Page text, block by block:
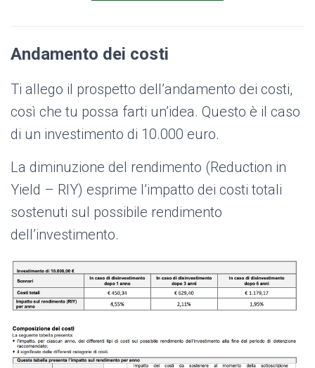
Andamento dei costi
Ti allego il prospetto dell’andamento dei costi,
così che tu possa farti un’idea. Questo è il caso
di un investimento di 10.000 euro.
La diminuzione del rendimento (Reduction in
Yield – RIY) esprime l’impatto dei costi totali
sostenuti sul possibile rendimento
dell’investimento.